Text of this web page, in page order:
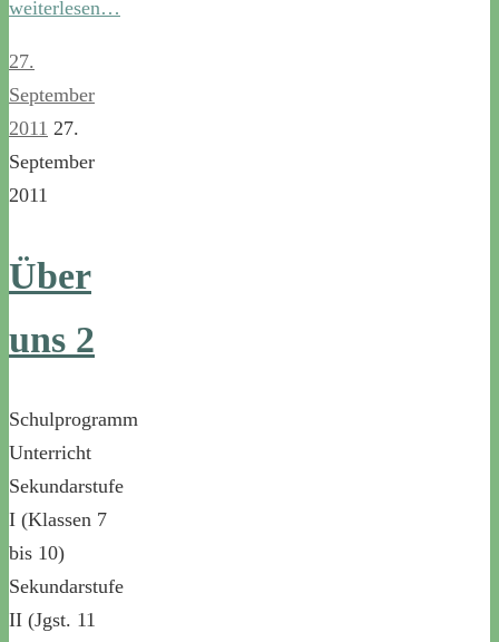
weiterlesen…
27.
September
2011 27.
September
2011
Über
uns 2
Schulprogramm
Unterricht
Sekundarstufe
I (Klassen 7
bis 10)
Sekundarstufe
II (Jgst. 11